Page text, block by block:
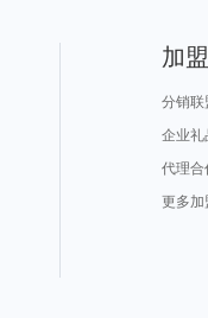
加
分销联
企业礼
代理合
更多加